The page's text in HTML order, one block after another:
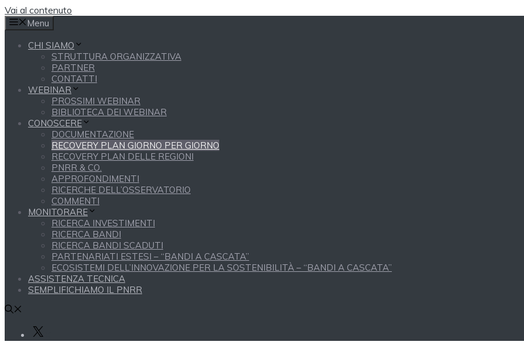
Vai al contenuto
Menu
CHI SIAMO
STRUTTURA ORGANIZZATIVA
PARTNER
CONTATTI
WEBINAR
PROSSIMI WEBINAR
BIBLIOTECA DEI WEBINAR
CONOSCERE
DOCUMENTAZIONE
RECOVERY PLAN GIORNO PER GIORNO
RECOVERY PLAN DELLE REGIONI
PNRR & CO.
APPROFONDIMENTI
RICERCHE DELL’OSSERVATORIO
COMMENTI
MONITORARE
RICERCA INVESTIMENTI
RICERCA BANDI
RICERCA BANDI SCADUTI
PARTENARIATI ESTESI – “BANDI A CASCATA”
ECOSISTEMI DELL’INNOVAZIONE PER LA SOSTENIBILITÀ – “BANDI A CASCATA”
ASSISTENZA TECNICA
SEMPLIFICHIAMO IL PNRR